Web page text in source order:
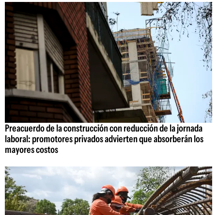
Preacuerdo de la construcción con reducción de la jornada
laboral: promotores privados advierten que absorberán los
mayores costos